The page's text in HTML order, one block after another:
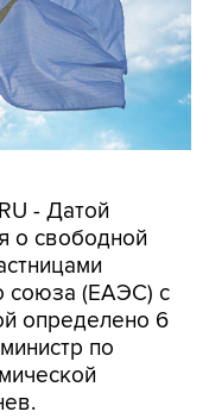
- Датой
о свободной
союза (ЕАЭС) с
определено 6
по